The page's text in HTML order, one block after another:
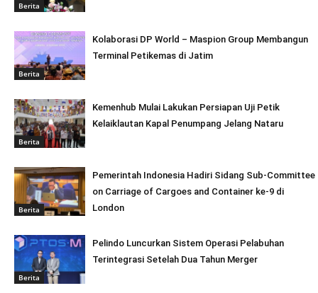
Berita
Berita
Kolaborasi DP World – Maspion Group Membangun
Terminal Petikemas di Jatim
Berita
Kemenhub Mulai Lakukan Persiapan Uji Petik
Kelaiklautan Kapal Penumpang Jelang Nataru
Berita
Pemerintah Indonesia Hadiri Sidang Sub-Committee
on Carriage of Cargoes and Container ke-9 di
London
Berita
Pelindo Luncurkan Sistem Operasi Pelabuhan
Terintegrasi Setelah Dua Tahun Merger